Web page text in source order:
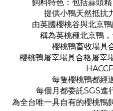
飼料特色：包括蒜頭
提供小鴨天然抵抗
由英國櫻桃谷與北京
稱為英桃種北京鴨，
櫻桃鴨畜牧場具
櫻桃鴨屠宰場具合格屠宰
每隻櫻桃鴨都經
每個月都委託SGS進
為全台唯一具自有的櫻桃鴨